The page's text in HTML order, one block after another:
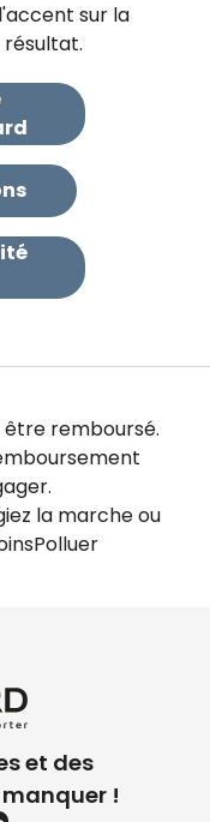
sur la
remboursé.
la marche ou
et des
!